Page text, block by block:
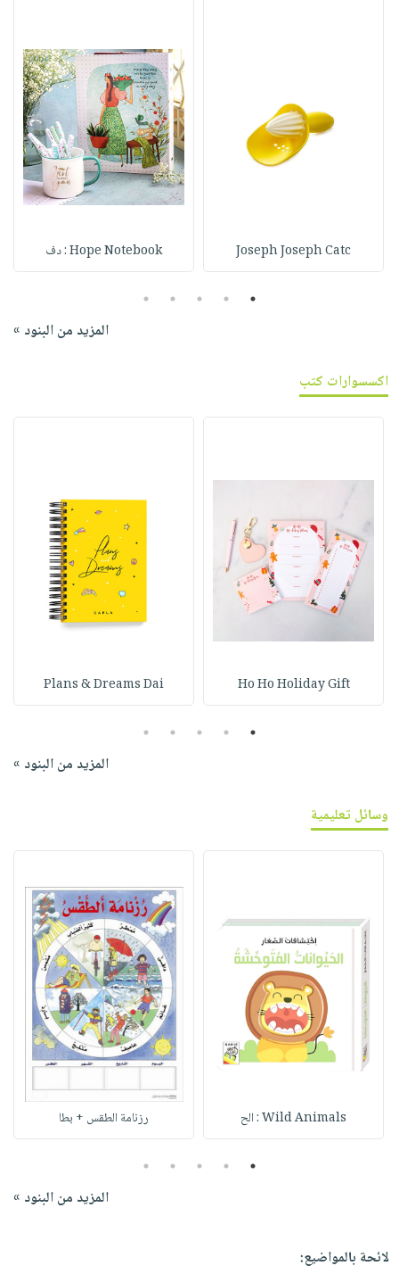
Joseph Joseph Catc Hope Notebook : دف
1
2
3
4
5
المزيد من البنود »
اكسسوارات كتب
Ho Ho Holiday Gift
Plans & Dreams Dai
1
2
3
4
5
المزيد من البنود »
وسائل تعليمية
Wild Animals : الح رزنامة الطقس + بطا
1
2
3
4
5
المزيد من البنود »
لائحة بالمواضيع: